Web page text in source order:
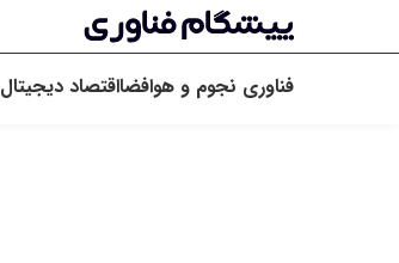
فناوری نجوم و هوافضااقتصاد دیجیتال